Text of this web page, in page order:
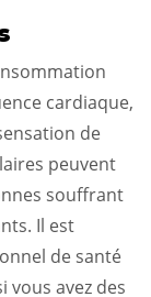
cardiaque,
de
peuvent
souffrant
Il est
de santé
vous avez des